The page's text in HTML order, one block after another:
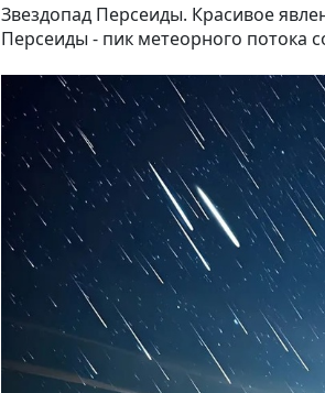
Звездопад Персеиды. Красивое
Персеиды - пик метеорного потока